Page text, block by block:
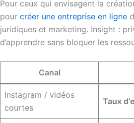
Pour ceux qui envisagent la
pour créer une entreprise en ligne
juridiques et marketing. Insight :
d’apprendre sans bloquer les
Canal
Instagram / vidéos
courtes
Taux